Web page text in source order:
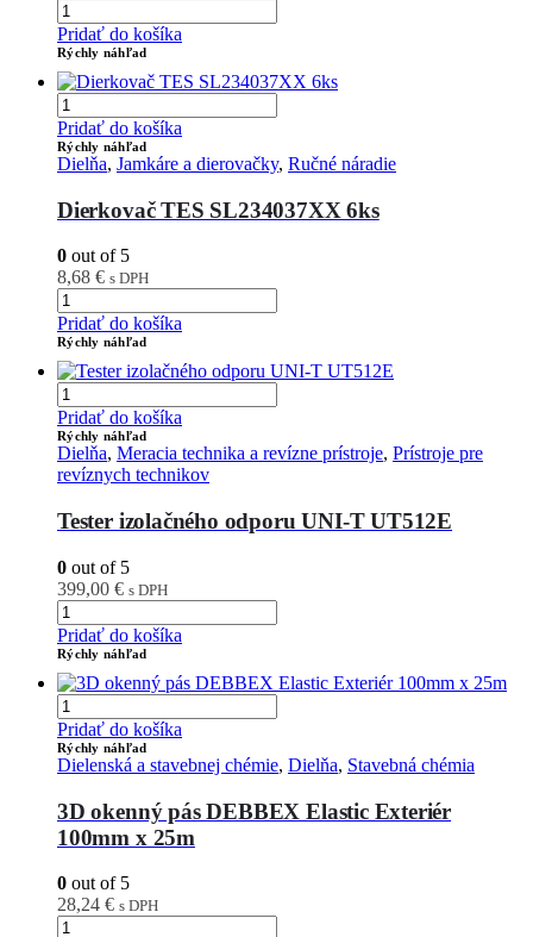
Pridať do košíka
Rýchly náhľad
Pridať do košíka
Rýchly náhľad
Dielňa, Jamkáre a dierovačky, Ručné náradie
Dierkovač TES SL234037XX 6ks
0 out of 5
8,68 € s DPH
Pridať do košíka
Rýchly náhľad
Pridať do košíka
Rýchly náhľad
Dielňa, Meracia technika a revízne prístroje, Prístroje pre
revíznych technikov
Tester izolačného odporu UNI-T UT512E
0 out of 5
399,00 € s DPH
Pridať do košíka
Rýchly náhľad
Pridať do košíka
Rýchly náhľad
Dielenská a stavebnej chémie, Dielňa, Stavebná chémia
3D okenný pás DEBBEX Elastic Exteriér
100mm x 25m
0 out of 5
28,24 € s DPH